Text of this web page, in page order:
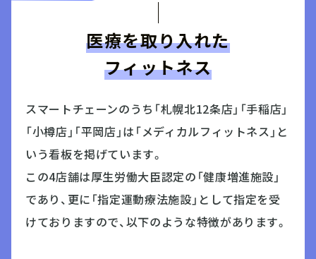
医療を取り入れた
フィットネス
スマートチェーンのうち「札幌北12条店」「手稲店」
「小樽店」「平岡店」は「メディカルフィットネス」と
いう看板を掲げています。
この4店舗は厚生労働大臣認定の「健康増進施設」
であり、更に「指定運動療法施設」として指定を受
けておりますので、以下のような特徴があります。